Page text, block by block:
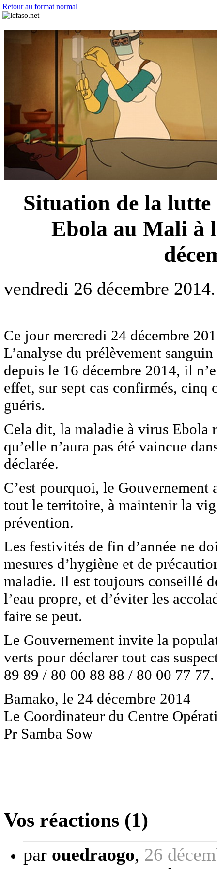
Retour au format normal
Situation de la
Ebola au Mali à
vendredi 26 décembre 2014.
Ce jour mercredi 24 décembre
L’analyse du prélèvement
depuis le 16 décembre 2014, il
effet, sur sept cas confirmés, cinq
guéris.
Cela dit, la maladie à virus Ebola
qu’elle n’aura pas été vaincue
déclarée.
C’est pourquoi, le Gouvernement
tout le territoire, à maintenir la
prévention.
Les festivités de fin d’année ne
mesures d’hygiène et de
maladie. Il est toujours conseillé
l’eau propre, et d’éviter les
faire se peut.
Le Gouvernement invite la
verts pour déclarer tout cas
89 89 / 80 00 88 88 / 80 00 77 77.
Bamako, le 24 décembre 2014
Le Coordinateur du Centre
Pr Samba Sow
Vos réactions (1)
par ouedraogo, 26